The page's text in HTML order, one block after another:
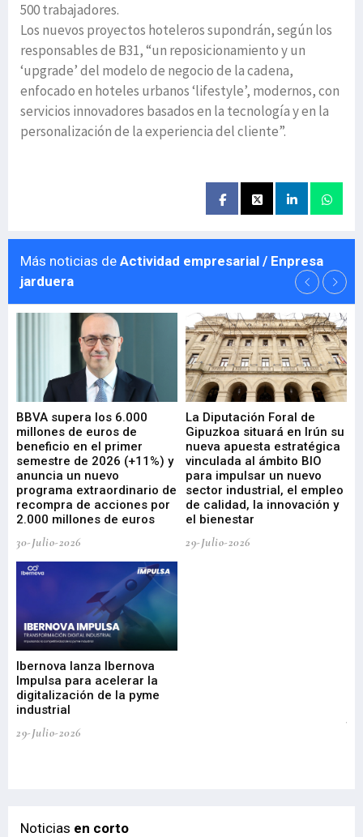
500 trabajadores.
Los nuevos proyectos hoteleros supondrán, según los
responsables de B31, “un reposicionamiento y un
‘upgrade’ del modelo de negocio de la cadena,
enfocado en hoteles urbanos ‘lifestyle’, modernos, con
servicios innovadores basados en la tecnología y en la
personalización de la experiencia del cliente”.
Más noticias de Actividad empresarial / Enpresa
jarduera
BBVA supera los 6.000
millones de euros de
beneficio en el primer
semestre de 2026 (+11%) y
anuncia un nuevo
programa extraordinario de
recompra de acciones por
2.000 millones de euros
30-Julio-2026
La Diputación Foral de
Gipuzkoa situará en Irún su
nueva apuesta estratégica
vinculada al ámbito BIO
para impulsar un nuevo
sector industrial, el empleo
de calidad, la innovación y
el bienestar
29-Julio-2026
Ibernova lanza Ibernova
Impulsa para acelerar la
digitalización de la pyme
industrial
29-Julio-2026
Noticias en corto